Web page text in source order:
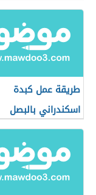
طريقة عمل كبدة
اسكندراني بالبصل